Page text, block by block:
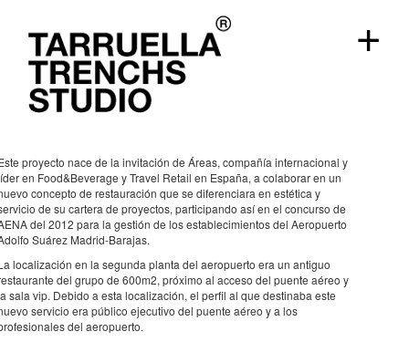
+
Grillo
proyecto nace de la invitación de Áreas, compañía internacional y
en Food&Beverage y Travel Retail en España, a colaborar en un
concepto de restauración que se diferenciara en estética y
de su cartera de proyectos, participando así en el concurso de
del 2012 para la gestión de los establecimientos del Aeropuerto
Suárez Madrid-Barajas.
localización en la segunda planta del aeropuerto era un antiguo
del grupo de 600m2, próximo al acceso del puente aéreo y
sala vip. Debido a esta localización, el perfil al que destinaba este
servicio era público ejecutivo del puente aéreo y a los
del aeropuerto.